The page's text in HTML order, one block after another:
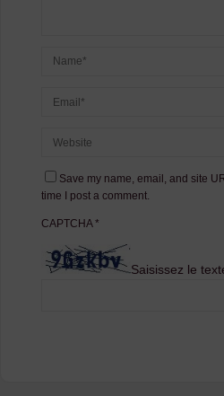
Save my name, email, and site
time I post a comment.
CAPTCHA*
Saisissez le